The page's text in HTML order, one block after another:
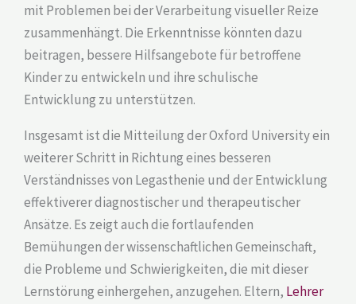
mit Problemen bei der Verarbeitung visueller Reize
zusammenhängt. Die Erkenntnisse könnten dazu
beitragen, bessere Hilfsangebote für betroffene
Kinder zu entwickeln und ihre schulische
Entwicklung zu unterstützen.
Insgesamt ist die Mitteilung der Oxford University ein
weiterer Schritt in Richtung eines besseren
Verständnisses von Legasthenie und der Entwicklung
effektiverer diagnostischer und therapeutischer
Ansätze. Es zeigt auch die fortlaufenden
Bemühungen der wissenschaftlichen Gemeinschaft,
die Probleme und Schwierigkeiten, die mit dieser
Lernstörung einhergehen, anzugehen. Eltern, Lehrer